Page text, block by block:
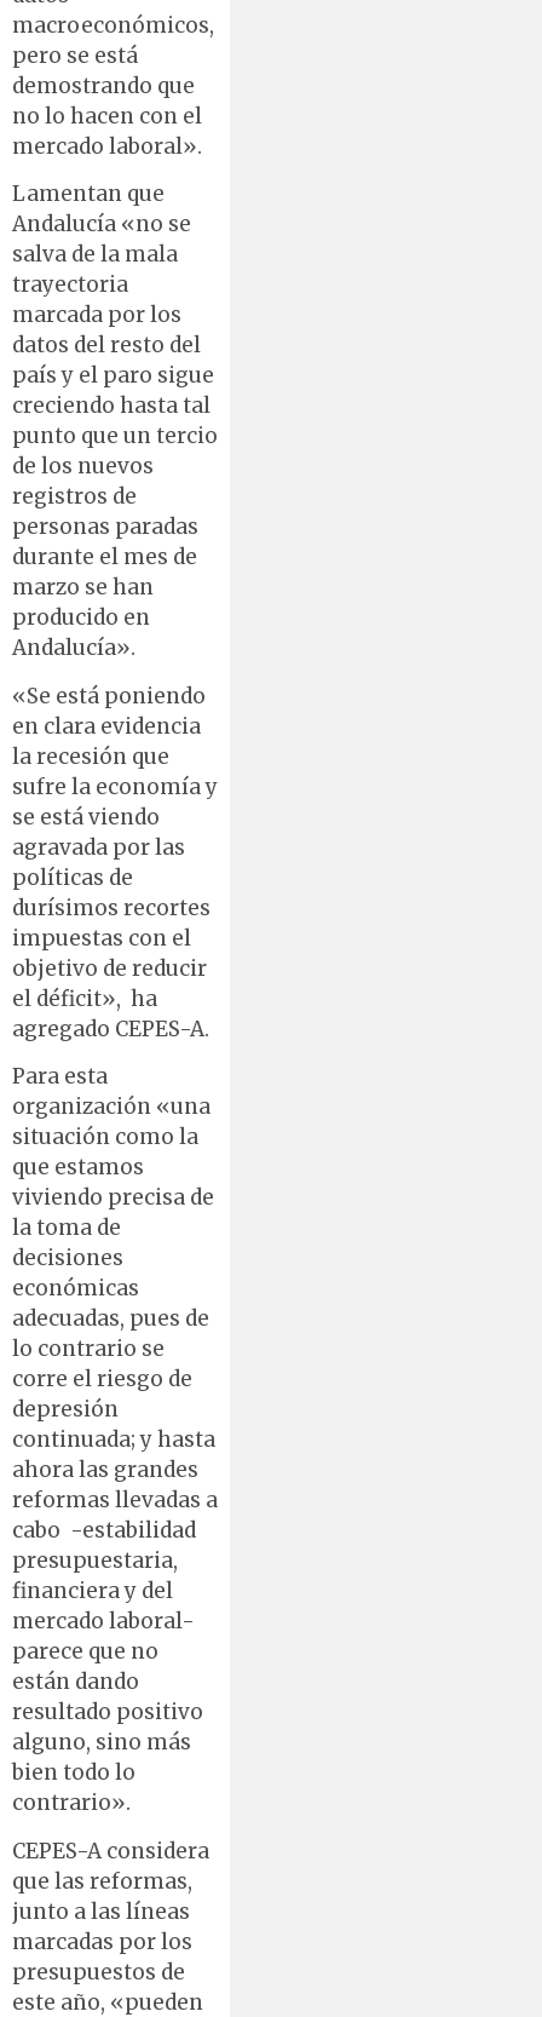
macroeconómicos,
pero se está
demostrando que
no lo hacen con el
mercado laboral».
Lamentan que
Andalucía «no se
salva de la mala
trayectoria
marcada por los
datos del resto del
país y el paro sigue
creciendo hasta tal
punto que un tercio
de los nuevos
registros de
personas paradas
durante el mes de
marzo se han
producido en
Andalucía».
«Se está poniendo
en clara evidencia
la recesión que
sufre la economía y
se está viendo
agravada por las
políticas de
durísimos recortes
impuestas con el
objetivo de reducir
el déficit», ha
agregado CEPES-A.
Para esta
organización «una
situación como la
que estamos
viviendo precisa de
la toma de
decisiones
económicas
adecuadas, pues de
lo contrario se
corre el riesgo de
depresión
continuada; y hasta
ahora las grandes
reformas llevadas a
cabo -estabilidad
presupuestaria,
financiera y del
mercado laboral-
parece que no
están dando
resultado positivo
alguno, sino más
bien todo lo
contrario».
CEPES-A considera
que las reformas,
junto a las líneas
marcadas por los
presupuestos de
este año, «pueden